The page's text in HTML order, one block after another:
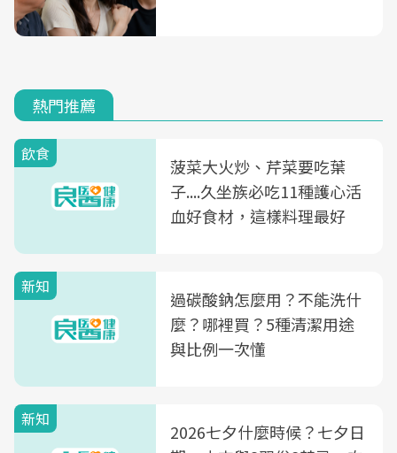
熱門推薦
飲食
菠菜大火炒、芹菜要吃葉
子....久坐族必吃11種護心活
血好食材，這樣料理最好
新知
過碳酸鈉怎麼用？不能洗什
麼？哪裡買？5種清潔用途
與比例一次懂
新知
2026七夕什麼時候？七夕日